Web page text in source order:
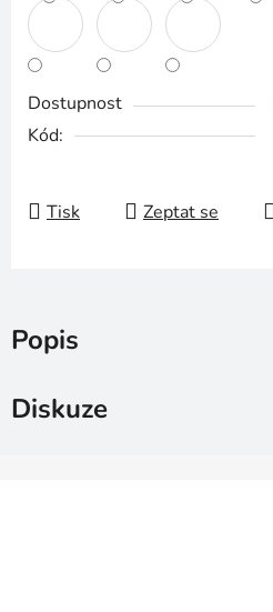
Dostupnost
Kód:
Tisk Zeptat se
Popis
Diskuze